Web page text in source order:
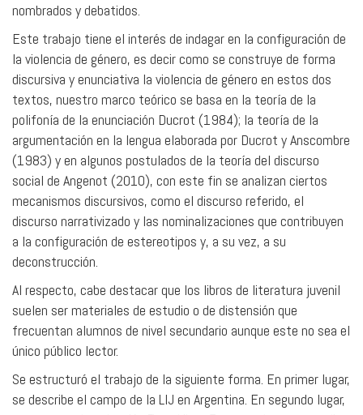
nombrados y debatidos.
Este trabajo tiene el interés de indagar en la configuración de
la violencia de género, es decir como se construye de forma
discursiva y enunciativa la violencia de género en estos dos
textos, nuestro marco teórico se basa en la teoría de la
polifonía de la enunciación Ducrot (1984); la teoría de la
argumentación en la lengua elaborada por Ducrot y Anscombre
(1983) y en algunos postulados de la teoría del discurso
social de Angenot (2010), con este fin se analizan ciertos
mecanismos discursivos, como el discurso referido, el
discurso narrativizado y las nominalizaciones que contribuyen
a la configuración de estereotipos y, a su vez, a su
deconstrucción.
Al respecto, cabe destacar que los libros de literatura juvenil
suelen ser materiales de estudio o de distensión que
frecuentan alumnos de nivel secundario aunque este no sea el
único público lector.
Se estructuró el trabajo de la siguiente forma. En primer lugar,
se describe el campo de la LIJ en Argentina. En segundo lugar,